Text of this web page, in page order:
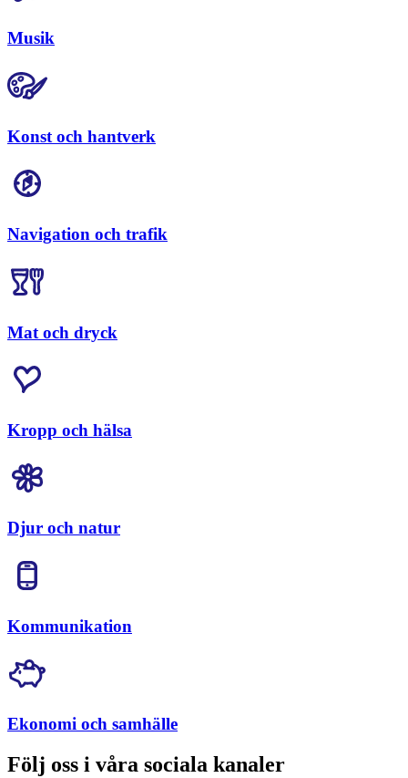
Musik
Konst och hantverk
Navigation och trafik
Mat och dryck
Kropp och hälsa
Djur och natur
Kommunikation
Ekonomi och samhälle
Följ oss i våra sociala kanaler